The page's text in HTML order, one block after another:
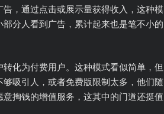
，通过点击或展示量获得收入，这种模
分人看到广告，累计起来也是笔不小的
化为付费用户。这种模式看似简单，但
吸引人，或者免费版限制太多，他们随
掏钱的增值服务，这其中的门道还挺值